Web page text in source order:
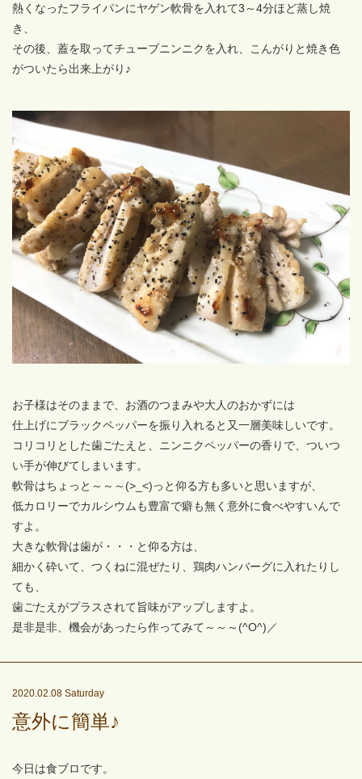
熱くなったフライパンにヤゲン軟骨を入れて3～4分ほど蒸し焼
き、
その後、蓋を取ってチューブニンニクを入れ、こんがりと焼き色
がついたら出来上がり♪
お子様はそのままで、お酒のつまみや大人のおかずには
仕上げにブラックペッパーを振り入れると又一層美味しいです。
コリコリとした歯ごたえと、ニンニクペッパーの香りで、ついつ
い手が伸びてしまいます。
軟骨はちょっと～～～(>_<)っと仰る方も多いと思いますが、
低カロリーでカルシウムも豊富で癖も無く意外に食べやすいんで
すよ。
大きな軟骨は歯が・・・と仰る方は、
細かく砕いて、つくねに混ぜたり、鶏肉ハンバーグに入れたりし
ても、
歯ごたえがプラスされて旨味がアップしますよ。
是非是非、機会があったら作ってみて～～～(^O^)／
2020.02.08 Saturday
意外に簡単♪
今日は食ブロです。